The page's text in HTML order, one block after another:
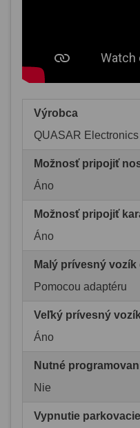
Výrobca
QUASAR Electronics
Možnosť pripojiť
Áno
Možnosť pripojiť
Áno
Malý prívesný vozík
Pomocou adaptéru
Veľký prívesný
Áno
Nutné
Nie
Vypnutie